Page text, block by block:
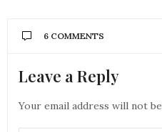
6 COMMENTS
AURÉLIE -
Waoo super, il faut
thé, en plus naturel!
bises
Aurélie
Leave a Reply
Your email address will not